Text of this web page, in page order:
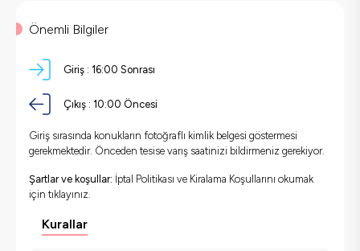
Önemli Bilgiler
Giriş : 16:00 Sonrası
Çıkış : 10:00 Öncesi
Giriş sırasında konukların fotoğraflı kimlik belgesi göstermesi
gerekmektedir. Önceden tesise varış saatinizi bildirmeniz gerekiyor.
Şartlar ve koşullar: İptal Politikası ve Kiralama Koşullarını okumak
için tıklayınız.
Kurallar